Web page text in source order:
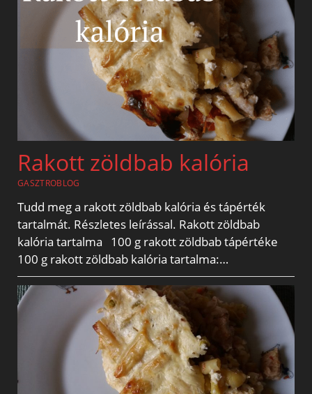
Rakott zöldbab kalória
GASZTROBLOG
Tudd meg a rakott zöldbab kalória és tápérték
tartalmát. Részletes leírással. Rakott zöldbab
kalória tartalma 100 g rakott zöldbab tápértéke
100 g rakott zöldbab kalória tartalma:…